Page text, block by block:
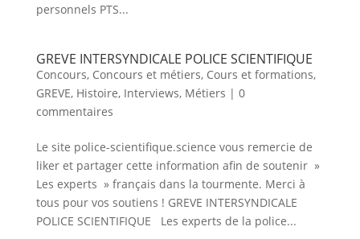
personnels PTS...
GREVE INTERSYNDICALE POLICE SCIENTIFIQUE
Concours, Concours et métiers, Cours et formations,
GREVE, Histoire, Interviews, Métiers | 0
commentaires
Le site police-scientifique.science vous remercie de
liker et partager cette information afin de soutenir »
Les experts » français dans la tourmente. Merci à
tous pour vos soutiens ! GREVE INTERSYNDICALE
POLICE SCIENTIFIQUE Les experts de la police...